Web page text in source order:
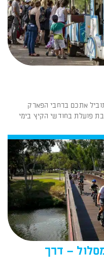
אתכם ברחבי הפארק
פועלת בחודשי הקיץ בימי
– דרך